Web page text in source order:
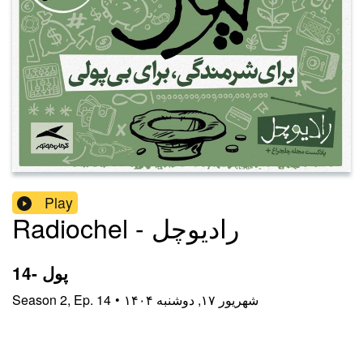
Play
Radiochel - رادیوچل
14- پول
Season 2, Ep. 14 • ۱۴۰۴ شهریور ۱۷, دوشنبه